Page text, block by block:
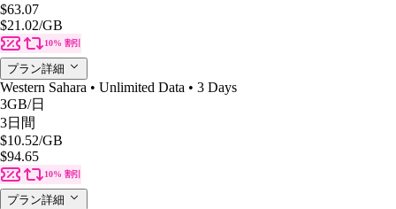
$63.07
$21.02/GB
10% 割引
プラン詳細
Western Sahara • Unlimited Data • 3 Days
3GB/日
3日間
$10.52/GB
$94.65
10% 割引
プラン詳細